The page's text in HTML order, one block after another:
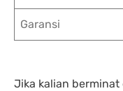
Garansi
Jika kalian